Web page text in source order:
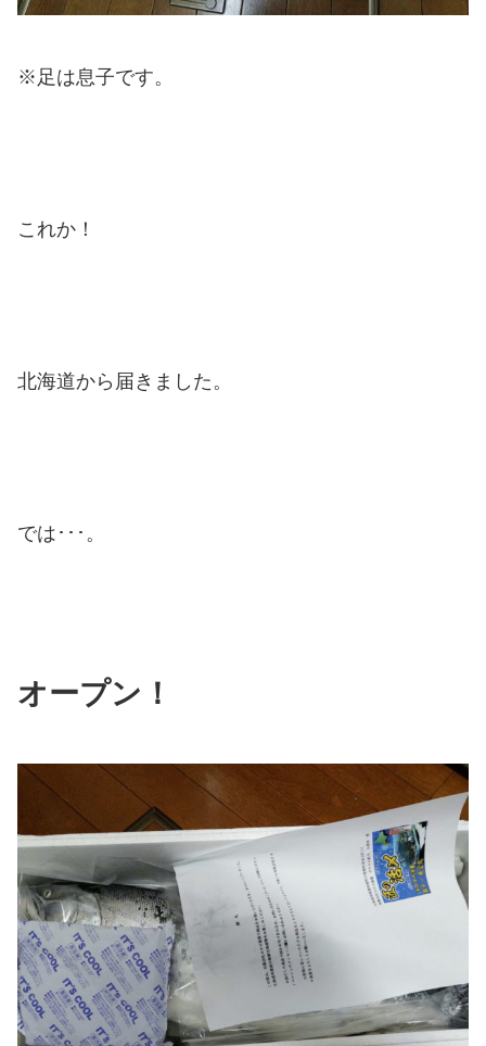
※足は息子です。
これか！
北海道から届きました。
では･･･。
オープン！